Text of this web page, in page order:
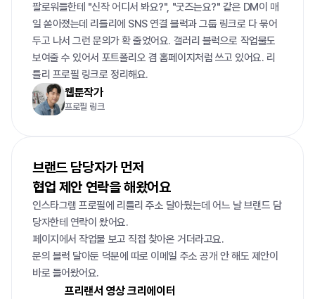
팔로워들한테 "신작 어디서 봐요?", "굿즈는요?" 같은 DM이 매
일 쏟아졌는데 리틀리에 SNS 연결 블럭과 그룹 링크로 다 묶어
두고 나서 그런 문의가 확 줄었어요. 갤러리 블럭으로 작업물도
보여줄 수 있어서 포트폴리오 겸 홈페이지처럼 쓰고 있어요. 리
틀리 프로필 링크로 정리해요.
웹툰작가
프로필 링크
브랜드 담당자가 먼저
협업 제안 연락을 해왔어요
인스타그램 프로필에 리틀리 주소 달아뒀는데 어느 날 브랜드 담
당자한테 연락이 왔어요.
페이지에서 작업물 보고 직접 찾아온 거더라고요.
문의 블럭 달아둔 덕분에 따로 이메일 주소 공개 안 해도 제안이
바로 들어왔어요.
프리랜서 영상 크리에이터